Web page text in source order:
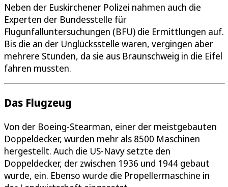
Neben der Euskirchener Polizei nahmen auch die
Experten der Bundesstelle für
Flugunfalluntersuchungen (BFU) die Ermittlungen auf.
Bis die an der Unglücksstelle waren, vergingen aber
mehrere Stunden, da sie aus Braunschweig in die Eifel
fahren mussten.
Das Flugzeug
Von der Boeing-Stearman, einer der meistgebauten
Doppeldecker, wurden mehr als 8500 Maschinen
hergestellt. Auch die US-Navy setzte den
Doppeldecker, der zwischen 1936 und 1944 gebaut
wurde, ein. Ebenso wurde die Propellermaschine in